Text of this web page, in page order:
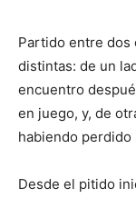
Partido entre dos
distintas: de un
encuentro
en juego, y, de
habiendo
Desde el pitido